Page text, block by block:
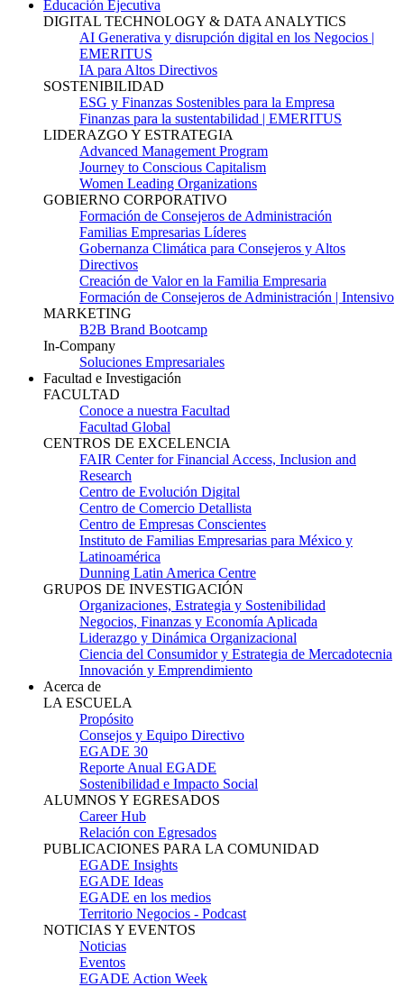
Educación Ejecutiva
DIGITAL TECHNOLOGY & DATA ANALYTICS
AI Generativa y disrupción digital en los Negocios |
EMERITUS
IA para Altos Directivos
SOSTENIBILIDAD
ESG y Finanzas Sostenibles para la Empresa
Finanzas para la sustentabilidad | EMERITUS
LIDERAZGO Y ESTRATEGIA
Advanced Management Program
Journey to Conscious Capitalism
Women Leading Organizations
GOBIERNO CORPORATIVO
Formación de Consejeros de Administración
Familias Empresarias Líderes
Gobernanza Climática para Consejeros y Altos
Directivos
Creación de Valor en la Familia Empresaria
Formación de Consejeros de Administración | Intensivo
MARKETING
B2B Brand Bootcamp
In-Company
Soluciones Empresariales
Facultad e Investigación
FACULTAD
Conoce a nuestra Facultad
Facultad Global
CENTROS DE EXCELENCIA
FAIR Center for Financial Access, Inclusion and
Research
Centro de Evolución Digital
Centro de Comercio Detallista
Centro de Empresas Conscientes
Instituto de Familias Empresarias para México y
Latinoamérica
Dunning Latin America Centre
GRUPOS DE INVESTIGACIÓN
Organizaciones, Estrategia y Sostenibilidad
Negocios, Finanzas y Economía Aplicada
Liderazgo y Dinámica Organizacional
Ciencia del Consumidor y Estrategia de Mercadotecnia
Innovación y Emprendimiento
Acerca de
LA ESCUELA
Propósito
Consejos y Equipo Directivo
EGADE 30
Reporte Anual EGADE
Sostenibilidad e Impacto Social
ALUMNOS Y EGRESADOS
Career Hub
Relación con Egresados
PUBLICACIONES PARA LA COMUNIDAD
EGADE Insights
EGADE Ideas
EGADE en los medios
Territorio Negocios - Podcast
NOTICIAS Y EVENTOS
Noticias
Eventos
EGADE Action Week